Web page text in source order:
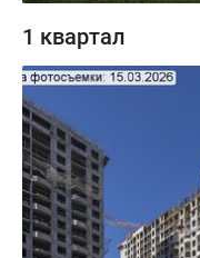
1 квартал